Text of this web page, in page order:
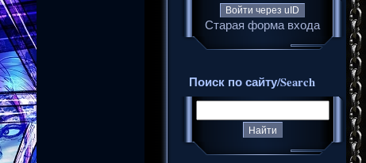
Войти через uID
Старая форма входа
Поиск по сайту/Search